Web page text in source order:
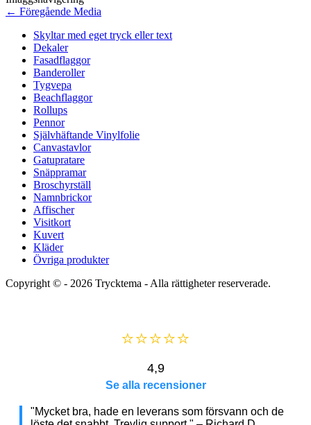
← Föregående Media
Skyltar med eget tryck eller text
Dekaler
Fasadflaggor
Banderoller
Tygvepa
Beachflaggor
Rollups
Pennor
Självhäftande Vinylfolie
Canvastavlor
Gatupratare
Snäppramar
Broschyrställ
Namnbrickor
Affischer
Visitkort
Kuvert
Kläder
Övriga produkter
Copyright © - 2026 Trycktema - Alla rättigheter reserverade.
⭐⭐⭐⭐⭐
4,9
Se alla recensioner
"Mycket bra, hade en leverans som försvann och de